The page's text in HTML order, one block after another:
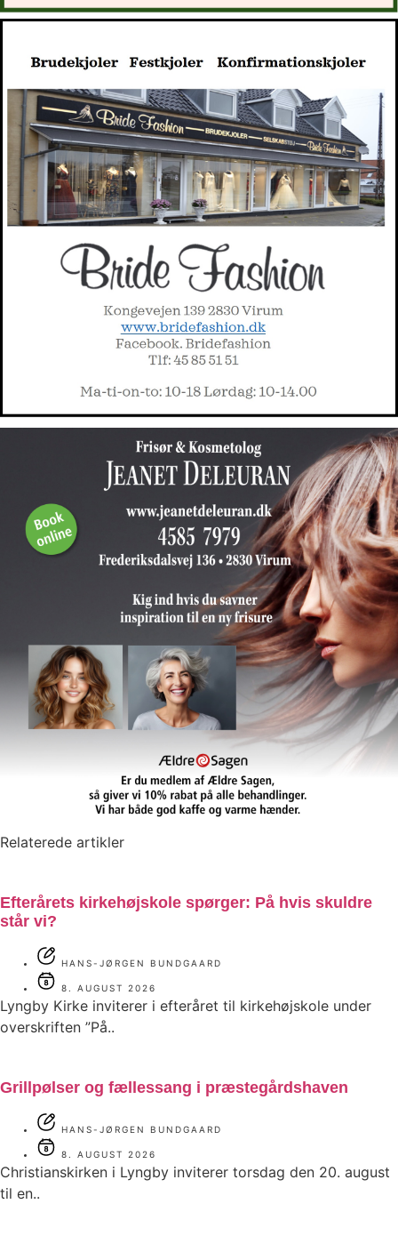
Relaterede artikler
Efterårets kirkehøjskole spørger: På hvis skuldre
står vi?
HANS-JØRGEN BUNDGAARD
8. AUGUST 2026
Lyngby Kirke inviterer i efteråret til kirkehøjskole under
overskriften ”På..
Grillpølser og fællessang i præstegårdshaven
HANS-JØRGEN BUNDGAARD
8. AUGUST 2026
Christianskirken i Lyngby inviterer torsdag den 20. august
til en..